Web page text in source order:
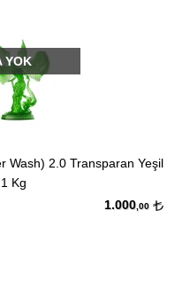
YOK
Wash) 2.0 Transparan Yeşil
Kg
1.000 ,00